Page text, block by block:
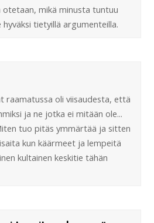
mikä minusta tuntuu
hyväksi tietyillä argumenteilla.
raamatussa oli viisaudesta, että
ja ne jotka ei mitään ole...
tuo pitäs ymmärtää ja sitten
kun käärmeet ja lempeitä
kultainen keskitie tähän